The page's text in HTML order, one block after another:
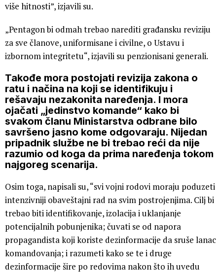
više hitnosti”, izjavili su.
„Pentagon bi odmah trebao narediti građansku reviziju
za sve članove, uniformisane i civilne, o Ustavu i
izbornom integritetu“, izjavili su penzionisani generali.
Takođe mora postojati revizija zakona o
ratu i načina na koji se identifikuju i
rešavaju nezakonita naređenja. I mora
ojačati „jedinstvo komande“ kako bi
svakom članu Ministarstva odbrane bilo
savršeno jasno kome odgovaraju. Nijedan
pripadnik službe ne bi trebao reći da nije
razumio od koga da prima naređenja tokom
najgoreg scenarija.
Osim toga, napisali su, “svi vojni rodovi moraju poduzeti
intenzivniji obaveštajni rad na svim postrojenjima. Cilj bi
trebao biti identifikovanje, izolacija i uklanjanje
potencijalnih pobunjenika; čuvati se od napora
propagandista koji koriste dezinformacije da sruše lanac
komandovanja; i razumeti kako se te i druge
dezinformacije šire po redovima nakon što ih uvedu